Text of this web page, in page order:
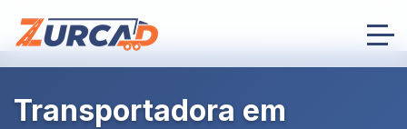
Transportadora em